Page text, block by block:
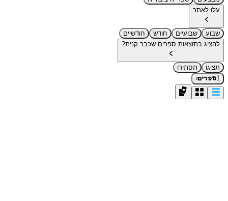
עלו לאתר
שבוע שבועיים חודש
חודשיים
להציג בתוצאות ספרים שכבר קנית?
תציגו
תסתירו
1ספרים›